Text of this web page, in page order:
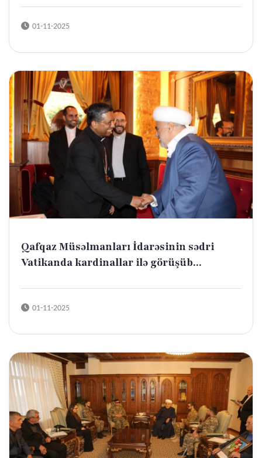
01-11-2025
Qafqaz Müsəlmanları İdarəsinin sədri
Vatikanda kardinallar ilə görüşüb...
01-11-2025